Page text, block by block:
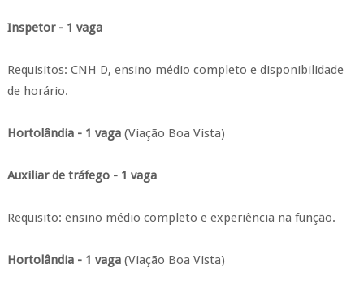
Inspetor - 1 vaga
Requisitos: CNH D, ensino médio completo e disponibilidade
de horário.
Hortolândia - 1 vaga(Viação Boa Vista)
Auxiliar de tráfego - 1 vaga
Requisito: ensino médio completo e experiência na função.
Hortolândia - 1 vaga(Viação Boa Vista)